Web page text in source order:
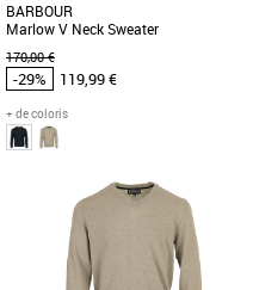
BARBOUR
Marlow V Neck Sweater
170,00 €
-29% 119,99 €
+ de coloris
Vêtements Barbour pas cher et Promos
Vêtements Barbour
Barbour vous propose cet élégant pull
à col V en laine Marlow V Neck Sweater
Fabriqué dans une [...]